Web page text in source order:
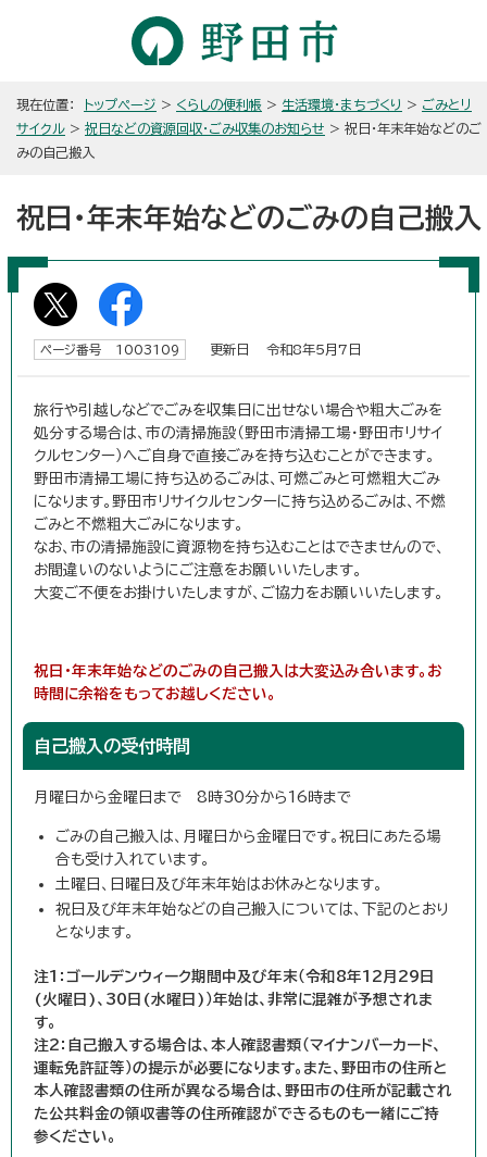
現在位置： トップページ > くらしの便利帳 > 生活環境・まちづくり > ごみとリ
サイクル > 祝日などの資源回収・ごみ収集のお知らせ > 祝日・年末年始などのご
みの自己搬入
祝日・年末年始などのごみの自己搬入
ページ番号 1003109 更新日 令和8年5月7日
旅行や引越しなどでごみを収集日に出せない場合や粗大ごみを
処分する場合は、市の清掃施設（野田市清掃工場・野田市リサイ
クルセンター）へご自身で直接ごみを持ち込むことができます。
野田市清掃工場に持ち込めるごみは、可燃ごみと可燃粗大ごみ
になります。野田市リサイクルセンターに持ち込めるごみは、不燃
ごみと不燃粗大ごみになります。
なお、市の清掃施設に資源物を持ち込むことはできませんので、
お間違いのないようにご注意をお願いいたします。
大変ご不便をお掛けいたしますが、ご協力をお願いいたします。
祝日・年末年始などのごみの自己搬入は大変込み合います。お
時間に余裕をもってお越しください。
自己搬入の受付時間
月曜日から金曜日まで 8時30分から16時まで
ごみの自己搬入は、月曜日から金曜日です。祝日にあたる場
合も受け入れています。
土曜日、日曜日及び年末年始はお休みとなります。
祝日及び年末年始などの自己搬入については、下記のとおり
となります。
注1：ゴールデンウィーク期間中及び年末（令和8年12月29日
(火曜日)、30日(水曜日)）年始は、非常に混雑が予想されま
す。
注2：自己搬入する場合は、本人確認書類（マイナンバーカード、
運転免許証等）の提示が必要になります。また、野田市の住所と
本人確認書類の住所が異なる場合は、野田市の住所が記載され
た公共料金の領収書等の住所確認ができるものも一緒にご持
参ください。